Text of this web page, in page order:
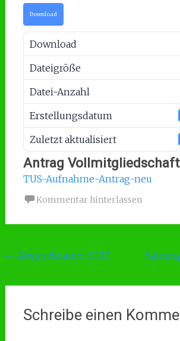
Download
Download
Dateigröße
Datei-Anzahl
Erstellungsdatum
Zuletzt aktualisiert
Antrag Vollmitgliedschaft
TUS-Aufnahme-Antrag-neu
Kommentar hinterlassen
Beitragsnavigation
← Abspeckdance 2027
Schreibe einen